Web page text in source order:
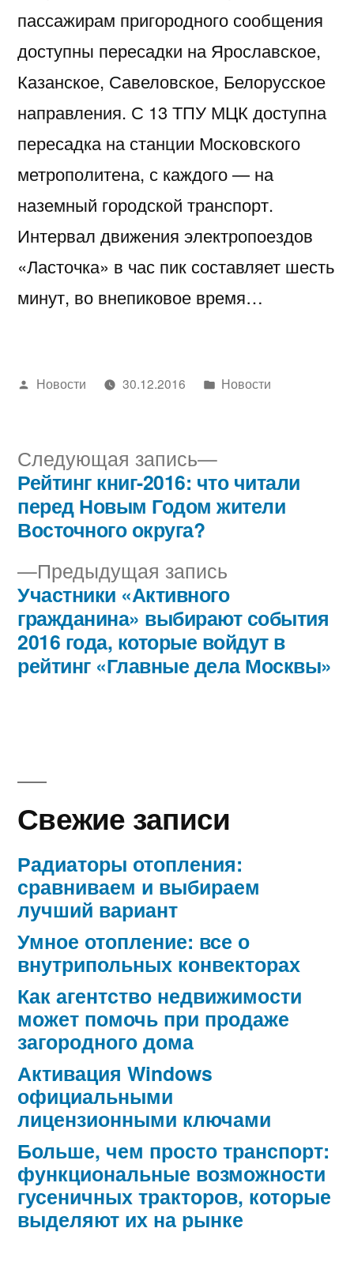
пассажирам пригородного сообщения
доступны пересадки на Ярославское,
Казанское, Савеловское, Белорусское
направления. С 13 ТПУ МЦК доступна
пересадка на станции Московского
метрополитена, с каждого — на
наземный городской транспорт.
Интервал движения электропоездов
«Ласточка» в час пик составляет шесть
минут, во внепиковое время…
Написано
Новости 30.12.2016
Написано
Новости
Навигация
по
записям
Предыдущая запись
запись:
Участники «Активного
гражданина» выбирают события
2016 года, которые войдут в
рейтинг «Главные дела Москвы»
Следующая запись
Следующая
запись:
Рейтинг книг-2016: что читали
перед Новым Годом жители
Восточного округа?
Свежие записи
Радиаторы отопления:
сравниваем и выбираем
лучший вариант
Умное отопление: все о
внутрипольных конвекторах
Как агентство недвижимости
может помочь при продаже
загородного дома
Активация Windows
официальными
лицензионными ключами
Больше, чем просто транспорт:
функциональные возможности
гусеничных тракторов, которые
выделяют их на рынке